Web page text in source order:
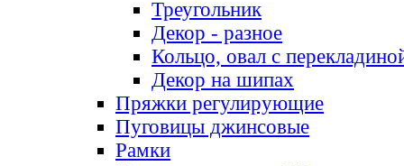
Треугольник
Декор - разное
Кольцо, овал с
Декор на шипах
Пряжки регулирующие
Пуговицы джинсовые
Рамки